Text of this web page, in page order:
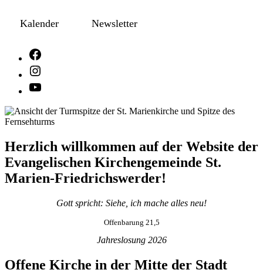
Kalender Newsletter
Herzlich willkommen auf der Website der
Evangelischen Kirchengemeinde St.
Marien-Friedrichswerder!
Gott spricht: Siehe, ich mache alles neu!
Offenbarung 21,5
Jahreslosung 2026
Offene Kirche in der Mitte der Stadt